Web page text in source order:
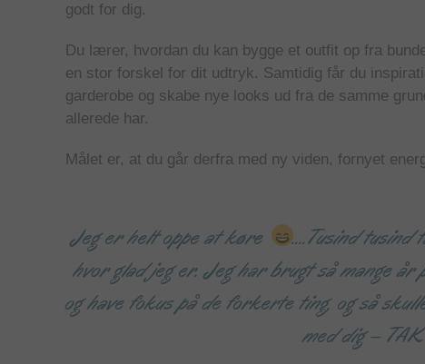
godt for dig.
Du lærer, hvordan du kan bygge et outfit op fra
en stor forskel for dit udtryk. Samtidig får du
garderobe og skabe nye looks ud fra de samme
allerede har.
Målet er, at du går derfra med ny viden, fornyet
Jeg er helt oppe at køre
….Tusind
hvor glad jeg er. Jeg har brugt så mange
og have fokus på de forkerte ting, og så
med dig – TAK